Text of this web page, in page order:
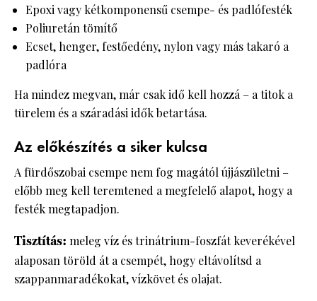
Epoxi vagy kétkomponensű csempe- és padlófesték
Poliuretán tömítő
Ecset, henger, festőedény, nylon vagy más takaró a
padlóra
Ha mindez megvan, már csak idő kell hozzá – a titok a
türelem és a száradási idők betartása.
Az előkészítés a siker kulcsa
A fürdőszobai csempe nem fog magától újjászületni –
előbb meg kell teremtened a megfelelő alapot, hogy a
festék megtapadjon.
Tisztítás: meleg víz és trinátrium-foszfát keverékével
alaposan töröld át a csempét, hogy eltávolítsd a
szappanmaradékokat, vízkövet és olajat.